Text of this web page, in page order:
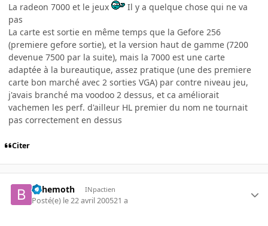
La radeon 7000 et le jeux
Il y a quelque chose qui ne va
pas
La carte est sortie en même temps que la Gefore 256
(premiere gefore sortie), et la version haut de gamme (7200
devenue 7500 par la suite), mais la 7000 est une carte
adaptée à la bureautique, assez pratique (une des premiere
carte bon marché avec 2 sorties VGA) par contre niveau jeu,
j'avais branché ma voodoo 2 dessus, et ca améliorait
vachemen les perf. d'ailleur HL premier du nom ne tournait
pas correctement en dessus
Citer
behemoth INpactien
Posté(e) le 22 avril 200521 a